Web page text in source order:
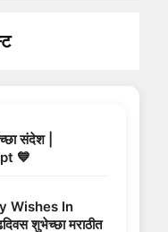
संदेश |
💙
Wishes In
शुभेच्छा मराठीत